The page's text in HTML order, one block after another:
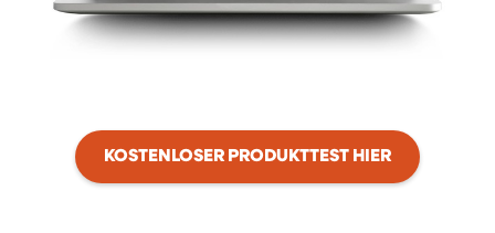
KOSTENLOSER PRODUKTTEST HIER